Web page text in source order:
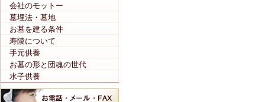
会社のモットー
墓埋法・墓地
お墓を建る条件
寿陵について
手元供養
お墓の形と団魂の世代
水子供養